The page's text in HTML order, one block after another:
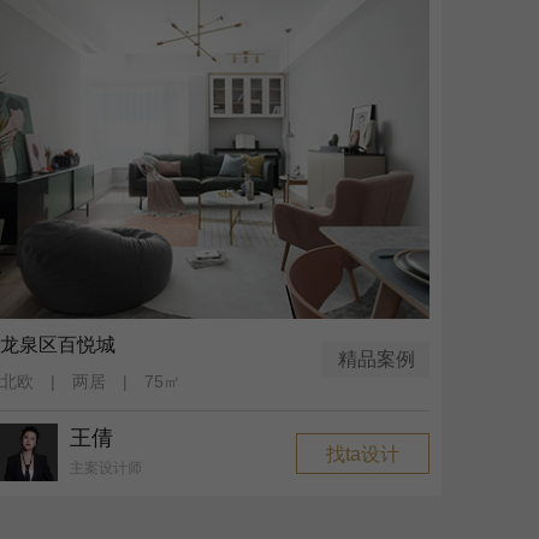
精品案例
龙泉区百悦城
北欧 | 两居 | 75㎡
王倩
主案设计师
找ta设计